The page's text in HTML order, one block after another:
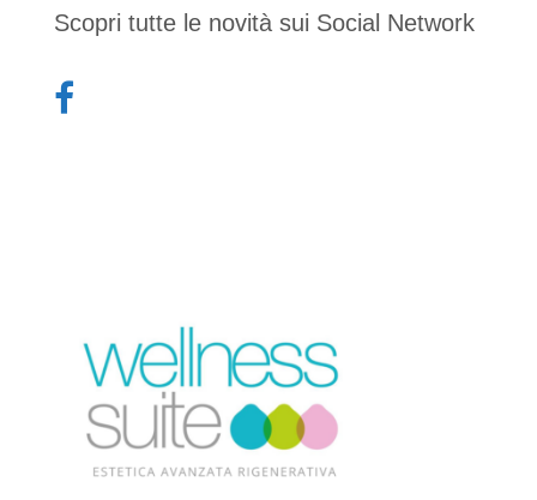
Scopri tutte le novità sui Social Network